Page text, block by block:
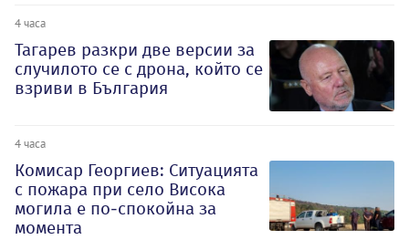
4 часа
Тагарев разкри две версии за
случилото се с дрона, който се
взриви в България
4 часа
Комисар Георгиев: Ситуацията
с пожара при село Висока
могила е по-спокойна за
момента